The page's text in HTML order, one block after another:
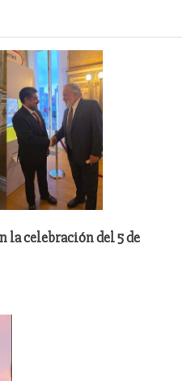
la celebración del 5 de